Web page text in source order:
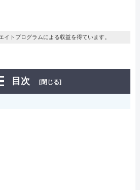
トプログラムによる収益を得ています。
目次 [閉じる]